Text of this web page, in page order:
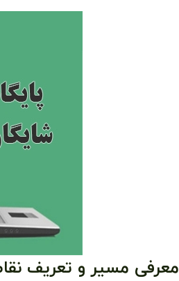
معرفی مسیر و تعریف